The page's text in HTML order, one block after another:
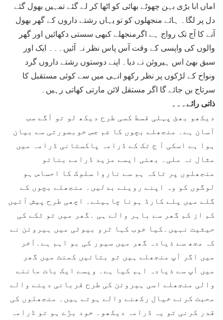
اماں ابا بڑی بہن چھوٹے بھائی کو اٹھا کر لے گئے تمہیں بھول گئے
دل پر لگا۔ ہائے منجھلوں کو تو یہاں رشتے داروں کے گھر بھول
آنے کا آج تک رواج ہے اگرمنجھلے کبھی سستی دکھائیں اور گھر
والوں کی واپسی کے وقت آس پاس نظر نہ آئیں۔۔۔ ایک اور
سبق بھئ اس ہیروئن نے دیا۔ اپنے دوستوں رشتے داروں گرد
ونواح کے لڑکوں پر نظر رکھو انہی میں سے کوئی مستقبل کا
سرتاج بن جائے گا اگر مستقل لائن مارتی کھاتی رہیں۔
ذاتی رائے۔۔۔
دیکھو بھئ پہلی قسط کسی طرح دیکھ لو تو آگے سب
آسان ہے۔ منجھلے بچوں کا غم جس خوبصورتی سے بیان
ہوا ہے اسکی آ ج تک کے ڈرامہ پاکستانی ڈرامہ میں
مثال نہ ملی۔ بھئی ایسے مزید ڈرامے بنائو
منجھلوں پر تاکہ ہم سے ناروا سلوک کا احساس ہو
لوگوں کو وہ اپنے رویئے بدلیں۔ منجھلے بچوں کے
گلے میں پلے کارڈ ہونا چاہیئے۔ اچھی طرح پیش آئیں
کم از کم گھر سے باہر والے ہی ۔گھر میں تو ٹکے کی
حیثیت نہیں۔کیا خوب کہا ٹرو بیوٹی میں ہیروئن نے
کہ مجھ سے ذیادہ گھر میں سیور کی بو اہم ہے۔آخر
میں اگر آپ منجھلے ہیں تو بتائیں کمنٹ میں گھر
میں آپ سے ذیادہ اہم کیا ہے۔ ویسے ایک بات ماننے
والی منجھلے اسی ہیروئن کی طرح قربانی دینے والے
محبت کرنے خیال رکھنے والے ہوتے ہیں۔ منجھلوں کی
قدر کرنی تو یہ ڈرامہ دیکھو۔ خود بڑے ہو تو ڈرامہ